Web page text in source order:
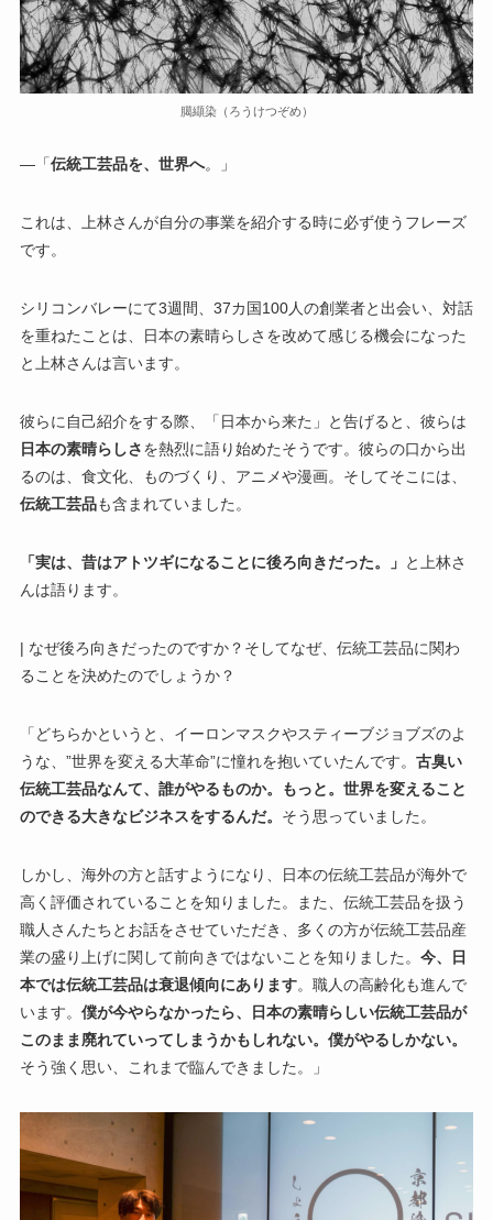
臈纈染（ろうけつぞめ）
―「伝統工芸品を、世界へ。 」
これは、上林さんが自分の事業を紹介する時に必ず使うフレーズ
です。
シリコンバレーにて3週間、37カ国100人の創業者と出会い、対話
を重ねたことは、日本の素晴らしさを改めて感じる機会になった
と上林さんは言います。
彼らに自己紹介をする際、「日本から来た」と告げると、彼らは
日本の素晴らしさを熱烈に語り始めたそうです。彼らの口から出
るのは、食文化、ものづくり、アニメや漫画。そしてそこには、
伝統工芸品も含まれていました。
「実は、昔はアトツギになることに後ろ向きだった。」 と上林さ
んは語ります。
| なぜ後ろ向きだったのですか？そしてなぜ、伝統工芸品に関わ
ることを決めたのでしょうか？
「どちらかというと、イーロンマスクやスティーブジョブズのよ
うな、”世界を変える大革命”に憧れを抱いていたんです。 古臭い
伝統工芸品なんて、誰がやるものか。もっと。世界を変えること
のできる大きなビジネスをするんだ。 そう思っていました。
しかし、海外の方と話すようになり、日本の伝統工芸品が海外で
高く評価されていることを知りました。また、伝統工芸品を扱う
職人さんたちとお話をさせていただき、多くの方が伝統工芸品産
業の盛り上げに関して前向きではないことを知りました。 今、日
本では伝統工芸品は衰退傾向にあります。職人の高齢化も進んで
います。 僕が今やらなかったら、日本の素晴らしい伝統工芸品が
このまま廃れていってしまうかもしれない。僕がやるしかない。
そう強く思い、これまで臨んできました。」